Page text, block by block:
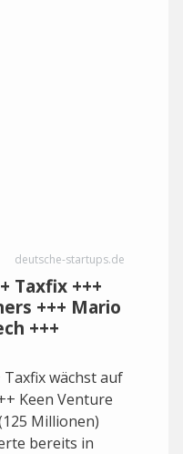
deutsche-startups.de
Taxfix +++
+++ Mario
+++
wächst auf
Keen Venture
Millionen)
bereits in